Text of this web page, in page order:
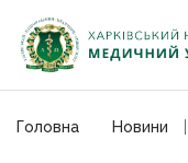
Головна Новини